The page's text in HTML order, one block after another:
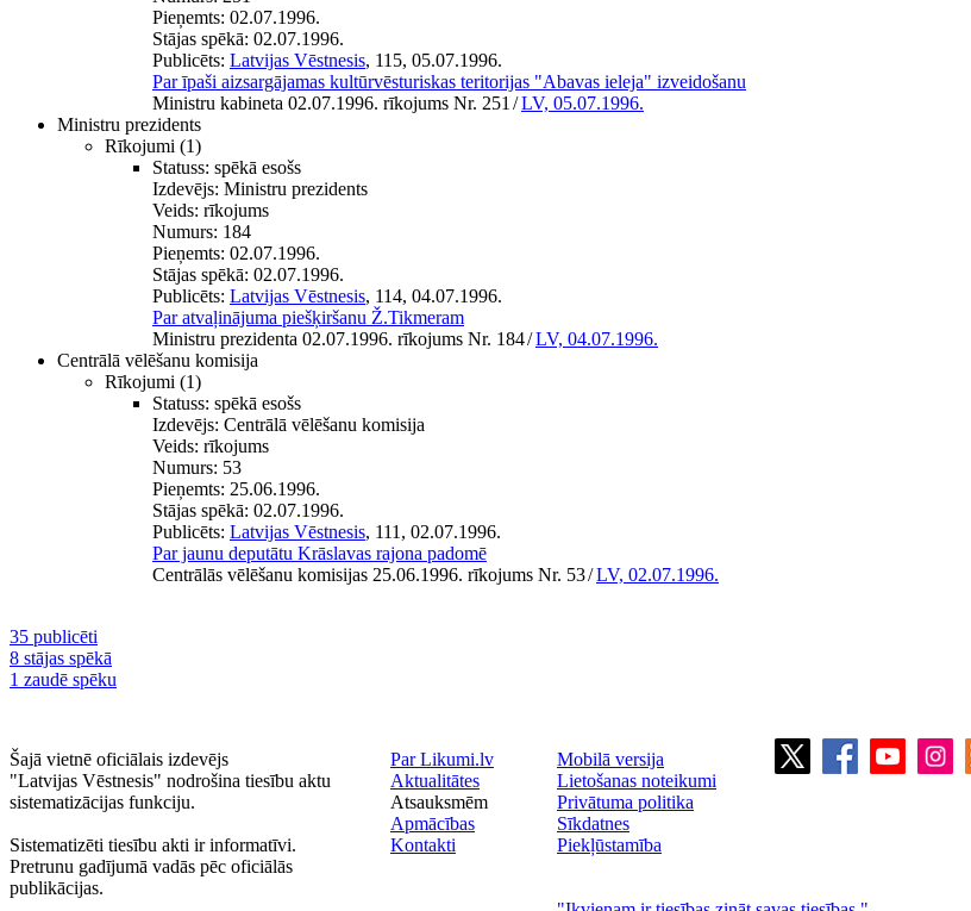
Pieņemts: 02.07.1996.
Stājas spēkā: 02.07.1996.
Publicēts: Latvijas Vēstnesis, 115, 05.07.1996.
Par īpaši aizsargājamas kultūrvēsturiskas teritorijas "Abavas ieleja" izveidošanu
Ministru kabineta 02.07.1996. rīkojums Nr. 251 /LV, 05.07.1996.
Ministru prezidents
Rīkojumi (1)
Statuss: spēkā esošs
Izdevējs: Ministru prezidents
Veids: rīkojums
Numurs: 184
Pieņemts: 02.07.1996.
Stājas spēkā: 02.07.1996.
Publicēts: Latvijas Vēstnesis, 114, 04.07.1996.
Par atvaļinājuma piešķiršanu Ž.Tikmeram
Ministru prezidenta 02.07.1996. rīkojums Nr. 184/LV, 04.07.1996.
Centrālā vēlēšanu komisija
Rīkojumi (1)
Statuss: spēkā esošs
Izdevējs: Centrālā vēlēšanu komisija
Veids: rīkojums
Numurs: 53
Pieņemts: 25.06.1996.
Stājas spēkā: 02.07.1996.
Publicēts: Latvijas Vēstnesis, 111, 02.07.1996.
Par jaunu deputātu Krāslavas rajona padomē
Centrālās vēlēšanu komisijas 25.06.1996. rīkojums Nr. 53/LV, 02.07.1996.
35 publicēti
8 stājas spēkā
1 zaudē spēku
Šajā vietnē oficiālais izdevējs
"Latvijas Vēstnesis" nodrošina tiesību aktu
sistematizācijas funkciju.
Sistematizēti tiesību akti ir informatīvi.
Pretrunu gadījumā vadās pēc oficiālās
publikācijas.
Par Likumi.lv
Aktualitātes
Atsauksmēm
Apmācības
Kontakti
Mobilā versija
Lietošanas noteikumi
Privātuma politika
Sīkdatnes
Piekļūstamība